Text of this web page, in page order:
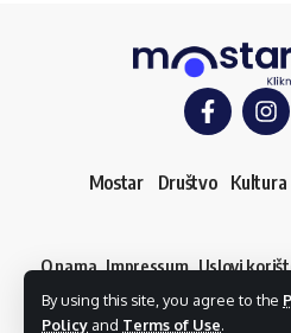
By using this site, you agree to the
Policy and Terms of Use.
Mostar Društvo Kultura
O nama Impressum Uslovi
Dojavi vijest
© mostarski.ba. Sva